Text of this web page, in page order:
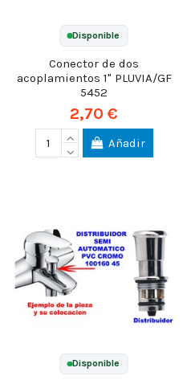
Disponible
Conector de dos
acoplamientos 1" PLUVIA/GF
5452
2,70 €
Añadir
Disponible